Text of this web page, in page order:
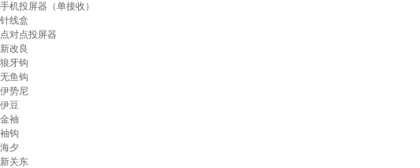
手机投屏器（单接收）
针线盒
点对点投屏器
新改良
狼牙钩
无鱼钩
伊势尼
伊豆
金袖
袖钩
海夕
新关东